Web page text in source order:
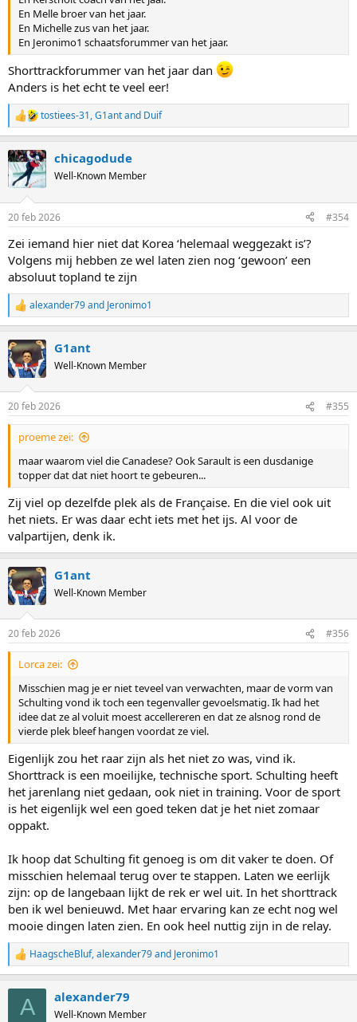
En Melle broer van het jaar.
En Michelle zus van het jaar.
En Jeronimo1 schaatsforummer van het jaar.
Shorttrackforummer van het jaar dan
Anders is het echt te veel eer!
R
e
c
t
i
s
tostiees-31,G1antand Duif
chicagodude
Well-Known Member
20 feb 2026 #354
Zei iemand hier niet dat Korea ‘helemaal weggezakt is’?
Volgens mij hebben ze wel laten zien nog ‘gewoon’ een
absoluut topland te zijn
R
e
c
t
i
s
:
alexander79and Jeronimo1
G1ant
Well-Known Member
20 feb 2026 #355
proeme zei:
maar waarom viel die Canadese? Ook Sarault is een dusdanige
topper dat dat niet hoort te gebeuren...
Zij viel op dezelfde plek als de Française. En die viel ook uit
het niets. Er was daar echt iets met het ijs. Al voor de
valpartijen, denk ik.
G1ant
Well-Known Member
20 feb 2026 #356
Lorca zei:
Misschien mag je er niet teveel van verwachten, maar de vorm van
Schulting vond ik toch een tegenvaller gevoelsmatig. Ik had het
idee dat ze al voluit moest accellereren en dat ze alsnog rond de
vierde plek bleef hangen voordat ze viel.
Eigenlijk zou het raar zijn als het niet zo was, vind ik.
Shorttrack is een moeilijke, technische sport. Schulting heeft
het jarenlang niet gedaan, ook niet in training. Voor de sport
is het eigenlijk wel een goed teken dat je het niet zomaar
oppakt.
Ik hoop dat Schulting fit genoeg is om dit vaker te doen. Of
misschien helemaal terug over te stappen. Laten we eerlijk
zijn: op de langebaan lijkt de rek er wel uit. In het shorttrack
ben ik wel benieuwd. Met haar ervaring kan ze echt nog wel
mooie dingen laten zien. En ook heel nuttig zijn in de relay.
R
e
HaagscheBluf,alexander79and Jeronimo1
A alexander79
Well-Known Member